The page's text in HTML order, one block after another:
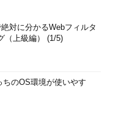
ス）を見ても、最近の
と思ってしまいます。
Update Catalogか
どのユーザーは提供さ
ているかもしれません。
対に分かるWebフィルタ
（上級編） (1/5)
のOS環境が使いやす